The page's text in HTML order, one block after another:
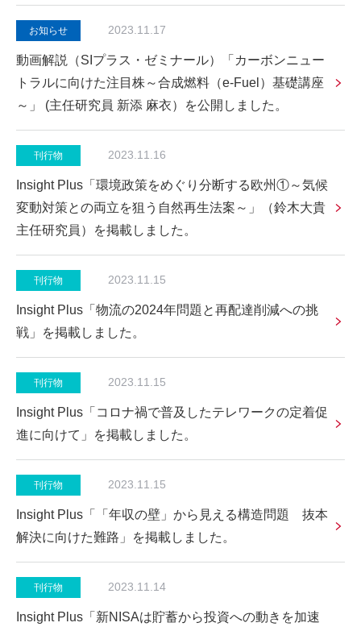
お知らせ 2023.11.17
動画解説（SIプラス・ゼミナール）「カーボンニュー
トラルに向けた注目株～合成燃料（e-Fuel）基礎講座
～」 (主任研究員 新添 麻衣）を公開しました。
刊行物 2023.11.16
Insight Plus「環境政策をめぐり分断する欧州①～気候
変動対策との両立を狙う自然再生法案～」（鈴木大貴
主任研究員）を掲載しました。
刊行物 2023.11.15
Insight Plus「物流の2024年問題と再配達削減への挑
戦」を掲載しました。
刊行物 2023.11.15
Insight Plus「コロナ禍で普及したテレワークの定着促
進に向けて」を掲載しました。
刊行物 2023.11.15
Insight Plus「「年収の壁」から見える構造問題 抜本
解決に向けた難路」を掲載しました。
刊行物 2023.11.14
Insight Plus「新NISAは貯蓄から投資への動きを加速